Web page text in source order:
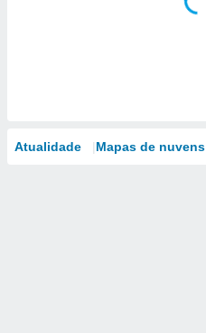
Atualidade Mapas de nuvens